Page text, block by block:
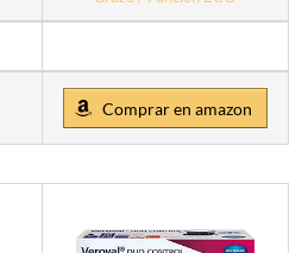
Comprar en amazon